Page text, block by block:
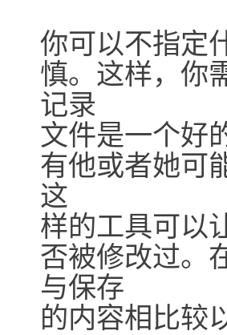
你可以不指定
慎。这样，你
记录
文件是一个好
有他或者她可
这
样的工具可以
否被修改过。
与保存
的内容相比较